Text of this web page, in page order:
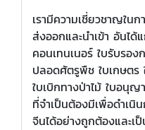
เรามีความเชี่ยวชาญใน
ส่งออกและนำเข้า อันไ
คอนเทนเนอร์ ใบรับรอง
ปลอดศัตรูพืช ใบเกษตร
ใบเบิกทางป่าไม้ ใบอนุ
ที่จำเป็นต้องมีเพื่อดำเนิ
จีนได้อย่างถูกต้องและเ